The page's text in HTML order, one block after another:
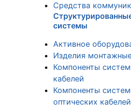
Средства
системы
Активное
Изделия
Компоненты
кабелей
Компоненты
оптических кабелей